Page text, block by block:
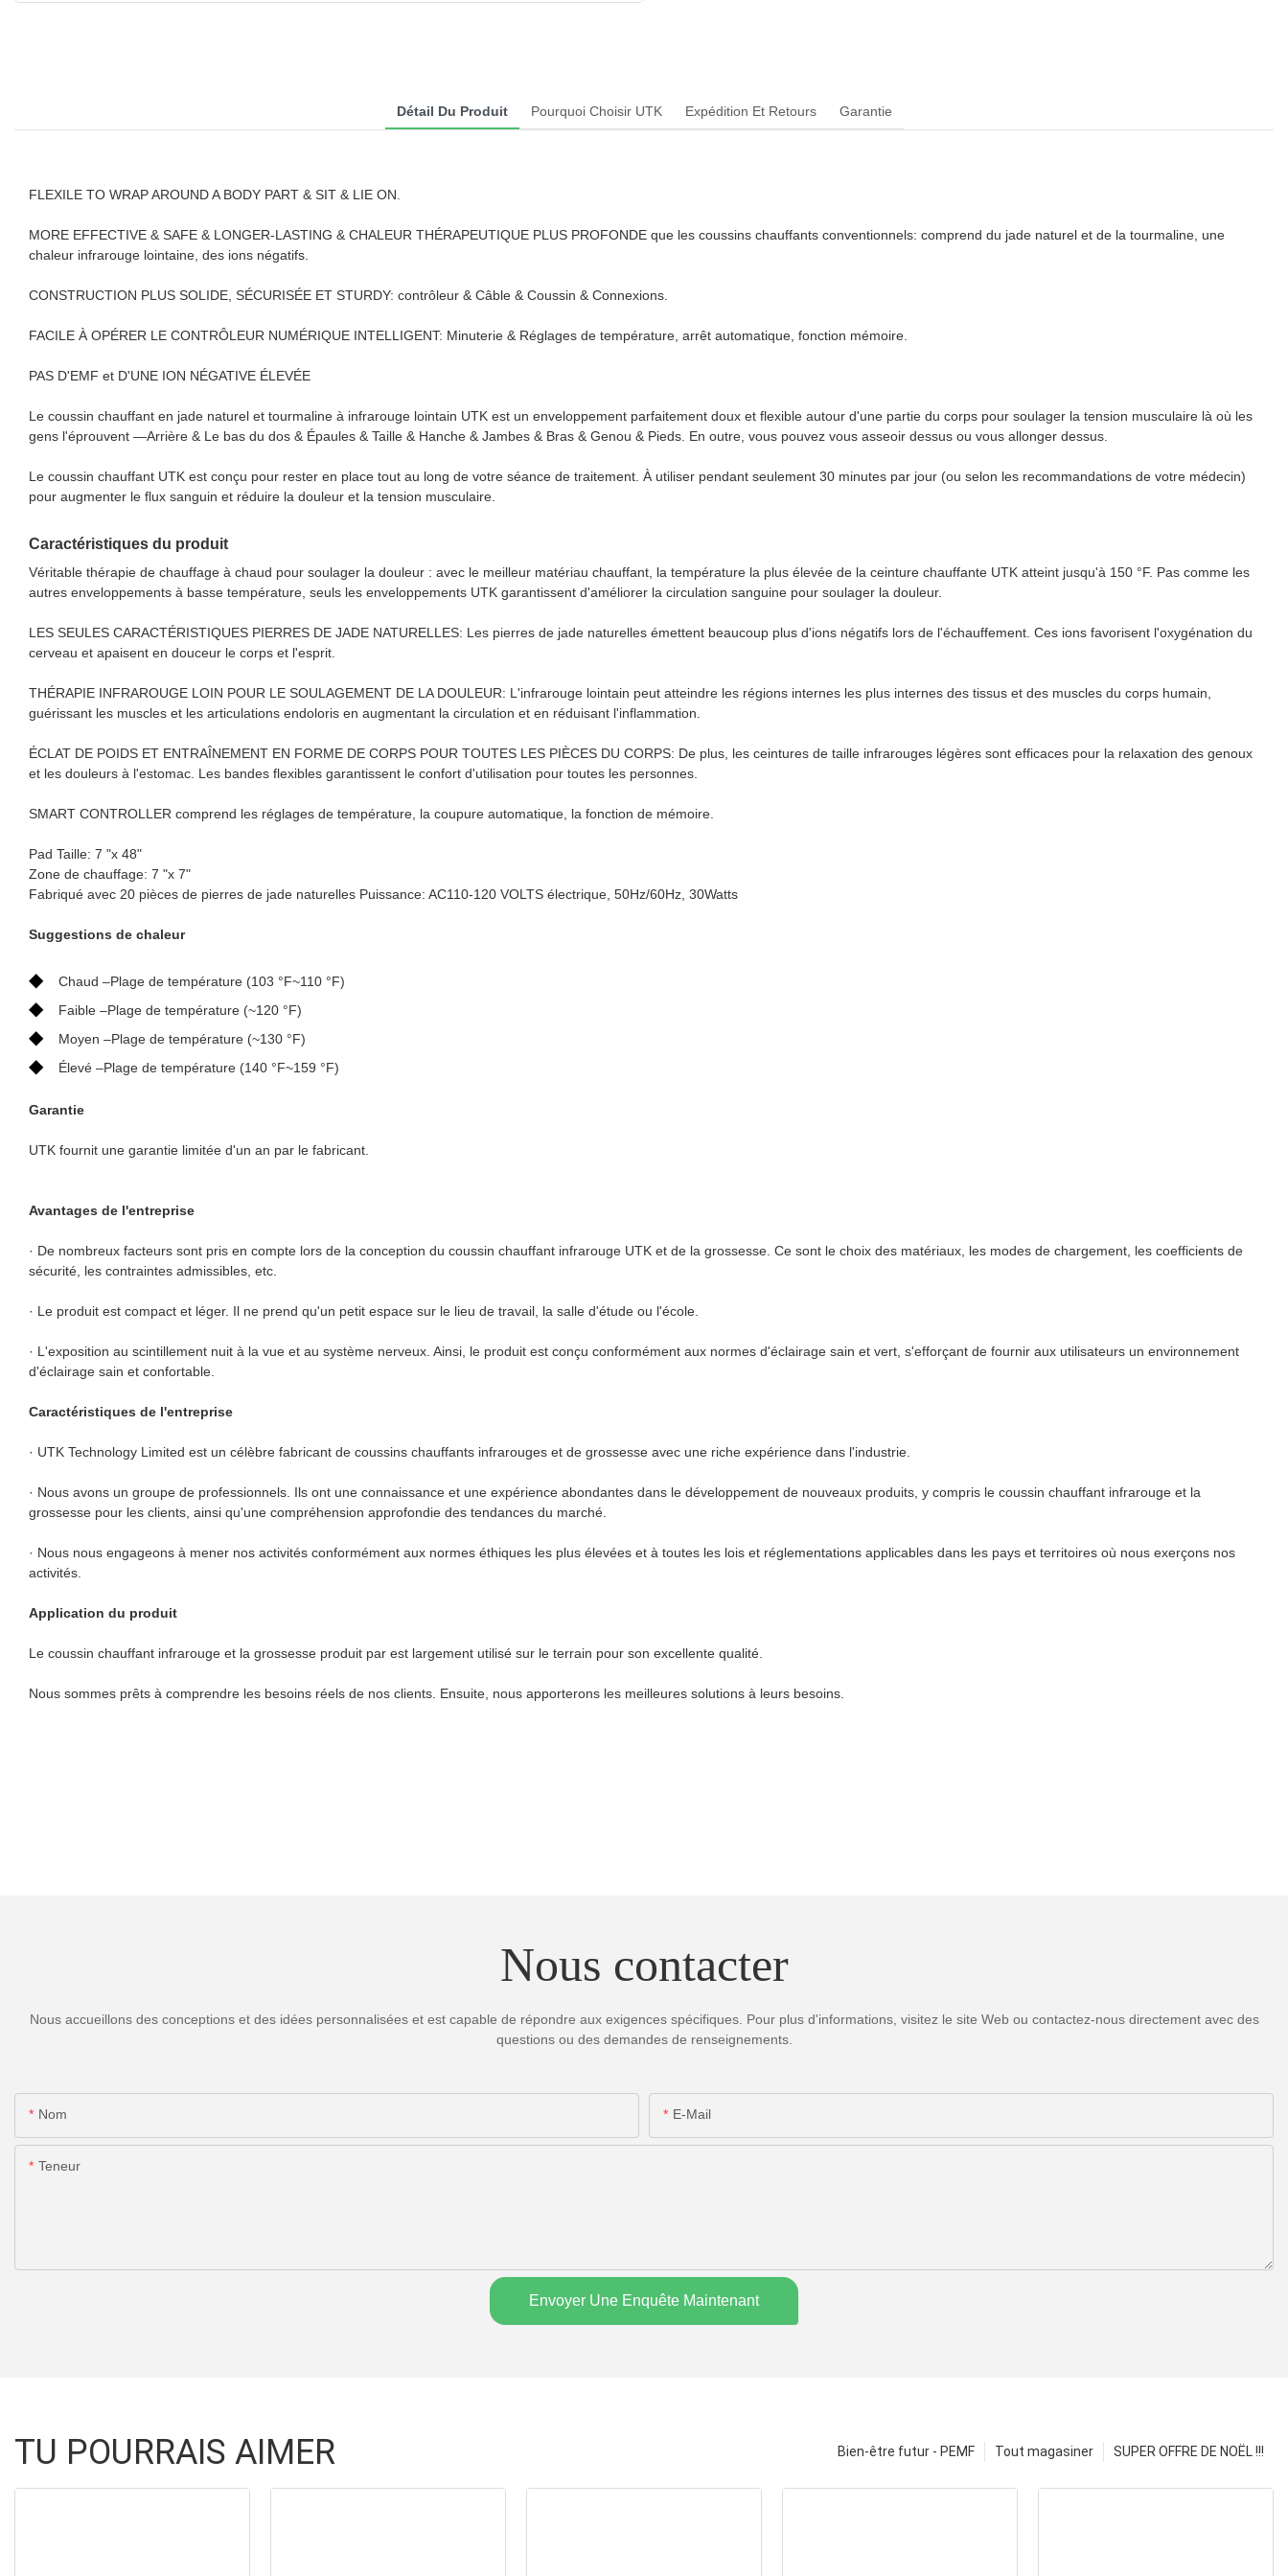
Détail Du Produit Pourquoi Choisir UTK Expédition Et Retours Garantie
FLEXILE TO WRAP AROUND A BODY PART & SIT & LIE ON.
MORE EFFECTIVE & SAFE & LONGER-LASTING & CHALEUR THÉRAPEUTIQUE PLUS PROFONDE que les coussins chauffants conventionnels: comprend du jade naturel et de la tourmaline, une
chaleur infrarouge lointaine, des ions négatifs.
CONSTRUCTION PLUS SOLIDE, SÉCURISÉE ET STURDY: contrôleur & Câble & Coussin & Connexions.
FACILE À OPÉRER LE CONTRÔLEUR NUMÉRIQUE INTELLIGENT: Minuterie & Réglages de température, arrêt automatique, fonction mémoire.
PAS D'EMF et D'UNE ION NÉGATIVE ÉLEVÉE
Le coussin chauffant en jade naturel et tourmaline à infrarouge lointain UTK est un enveloppement parfaitement doux et flexible autour d'une partie du corps pour soulager la tension musculaire là où les
gens l'éprouvent —Arrière & Le bas du dos & Épaules & Taille & Hanche & Jambes & Bras & Genou & Pieds. En outre, vous pouvez vous asseoir dessus ou vous allonger dessus.
Le coussin chauffant UTK est conçu pour rester en place tout au long de votre séance de traitement. À utiliser pendant seulement 30 minutes par jour (ou selon les recommandations de votre médecin)
pour augmenter le flux sanguin et réduire la douleur et la tension musculaire.
Caractéristiques du produit
Véritable thérapie de chauffage à chaud pour soulager la douleur : avec le meilleur matériau chauffant, la température la plus élevée de la ceinture chauffante UTK atteint jusqu'à 150 °F. Pas comme les
autres enveloppements à basse température, seuls les enveloppements UTK garantissent d'améliorer la circulation sanguine pour soulager la douleur.
LES SEULES CARACTÉRISTIQUES PIERRES DE JADE NATURELLES: Les pierres de jade naturelles émettent beaucoup plus d'ions négatifs lors de l'échauffement. Ces ions favorisent l'oxygénation du
cerveau et apaisent en douceur le corps et l'esprit.
THÉRAPIE INFRAROUGE LOIN POUR LE SOULAGEMENT DE LA DOULEUR: L'infrarouge lointain peut atteindre les régions internes les plus internes des tissus et des muscles du corps humain,
guérissant les muscles et les articulations endoloris en augmentant la circulation et en réduisant l'inflammation.
ÉCLAT DE POIDS ET ENTRAÎNEMENT EN FORME DE CORPS POUR TOUTES LES PIÈCES DU CORPS: De plus, les ceintures de taille infrarouges légères sont efficaces pour la relaxation des genoux
et les douleurs à l'estomac. Les bandes flexibles garantissent le confort d'utilisation pour toutes les personnes.
SMART CONTROLLER comprend les réglages de température, la coupure automatique, la fonction de mémoire.
Pad Taille: 7 "x 48"
Zone de chauffage: 7 "x 7"
Fabriqué avec 20 pièces de pierres de jade naturelles Puissance: AC110-120 VOLTS électrique, 50Hz/60Hz, 30Watts
Suggestions de chaleur
◆ Chaud –Plage de température (103 °F~110 °F)
◆ Faible –Plage de température (~120 °F)
◆ Moyen –Plage de température (~130 °F)
◆ Élevé –Plage de température (140 °F~159 °F)
Garantie
UTK fournit une garantie limitée d'un an par le fabricant.
Avantages de l'entreprise
· De nombreux facteurs sont pris en compte lors de la conception du coussin chauffant infrarouge UTK et de la grossesse. Ce sont le choix des matériaux, les modes de chargement, les coefficients de
sécurité, les contraintes admissibles, etc.
· Le produit est compact et léger. Il ne prend qu'un petit espace sur le lieu de travail, la salle d'étude ou l'école.
· L'exposition au scintillement nuit à la vue et au système nerveux. Ainsi, le produit est conçu conformément aux normes d'éclairage sain et vert, s'efforçant de fournir aux utilisateurs un environnement
d'éclairage sain et confortable.
Caractéristiques de l'entreprise
· UTK Technology Limited est un célèbre fabricant de coussins chauffants infrarouges et de grossesse avec une riche expérience dans l'industrie.
· Nous avons un groupe de professionnels. Ils ont une connaissance et une expérience abondantes dans le développement de nouveaux produits, y compris le coussin chauffant infrarouge et la
grossesse pour les clients, ainsi qu'une compréhension approfondie des tendances du marché.
· Nous nous engageons à mener nos activités conformément aux normes éthiques les plus élevées et à toutes les lois et réglementations applicables dans les pays et territoires où nous exerçons nos
activités.
Application du produit
Le coussin chauffant infrarouge et la grossesse produit par est largement utilisé sur le terrain pour son excellente qualité.
Nous sommes prêts à comprendre les besoins réels de nos clients. Ensuite, nous apporterons les meilleures solutions à leurs besoins.
Nous contacter
Nous accueillons des conceptions et des idées personnalisées et est capable de répondre aux exigences spécifiques. Pour plus d'informations, visitez le site Web ou contactez-nous directement avec des
questions ou des demandes de renseignements.
Nom E-Mail
Teneur
Envoyer Une Enquête Maintenant
TU POURRAIS AIMER SUPER OFFRE DE NOËL !!!
Tout magasiner
Bien-être futur - PEMF